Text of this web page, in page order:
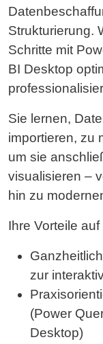
Strukturierung.
Schritte mit
BI Desktop
Sie lernen,
importieren, zu
um sie
visualisieren –
hin zu
Ihre Vorteile
zur
(Power
Desktop)